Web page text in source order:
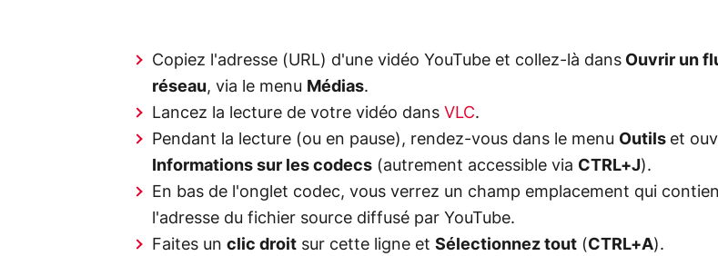
Copiez l'adresse (URL) d'une vidéo YouTube et collez-là dans Ouvrir un
réseau, via le menu Médias.
Lancez la lecture de votre vidéo dans VLC.
Pendant la lecture (ou en pause), rendez-vous dans le menu Outils et
Informations sur les codecs (autrement accessible via CTRL+J).
En bas de l'onglet codec, vous verrez un champ emplacement qui
l'adresse du fichier source diffusé par YouTube.
Faites un clic droit sur cette ligne et Sélectionnez tout (CTRL+A).